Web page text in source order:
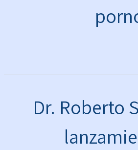
Dr. Roberto